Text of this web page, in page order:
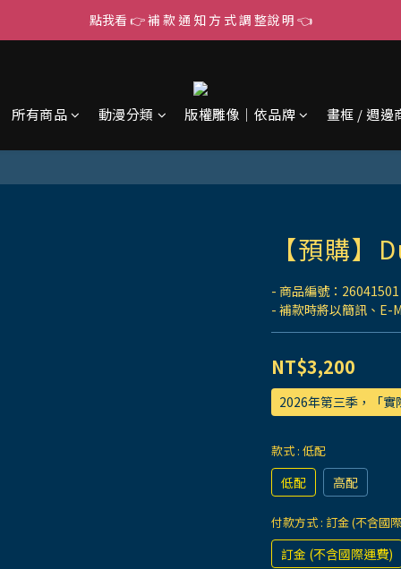
點我看 👉 補 款 通 知 方 式 調 整說 明 👈
所有商品 動漫分類 版權雕像｜依品牌 畫框 / 週邊
【預購】
- 商品編號：26041501
- 補款時將以簡訊、E-
NT$3,200
2026年第三季，「
款式 : 低配
低配 高配
付款方式 : 訂金 (不含國
訂金 (不含國際運費)